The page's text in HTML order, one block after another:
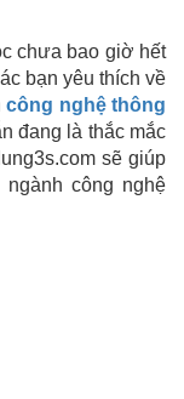
chưa bao giờ hết
bạn yêu thích về
công nghệ thông
đang là thắc mắc
sẽ giúp
công nghệ